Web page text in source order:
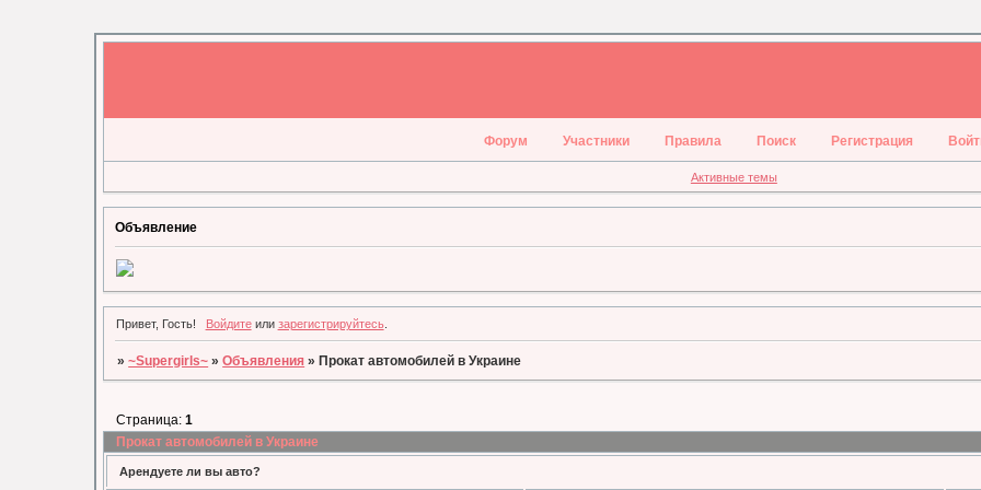
Форум Участники Правила Поиск Регистрация
Активные темы
Объявление
Привет, Гость! Войдитеили зарегистрируйтесь.
»~Supergirls~ »Объявления »Прокат автомобилей в Украине
Прокат автомобилей в Украине
Страница:1
Арендуете ли вы авто?